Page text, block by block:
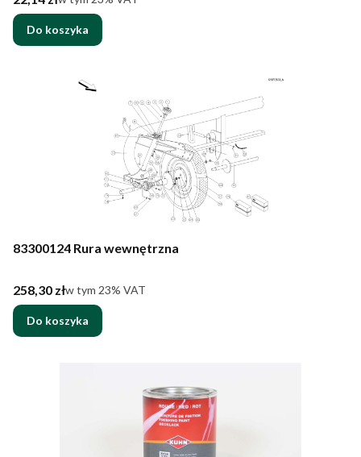
Do koszyka
83300124 Rura wewnętrzna
Cena brutto
258,30 złw tym %s VAT
w tym 23% VAT
Do koszyka